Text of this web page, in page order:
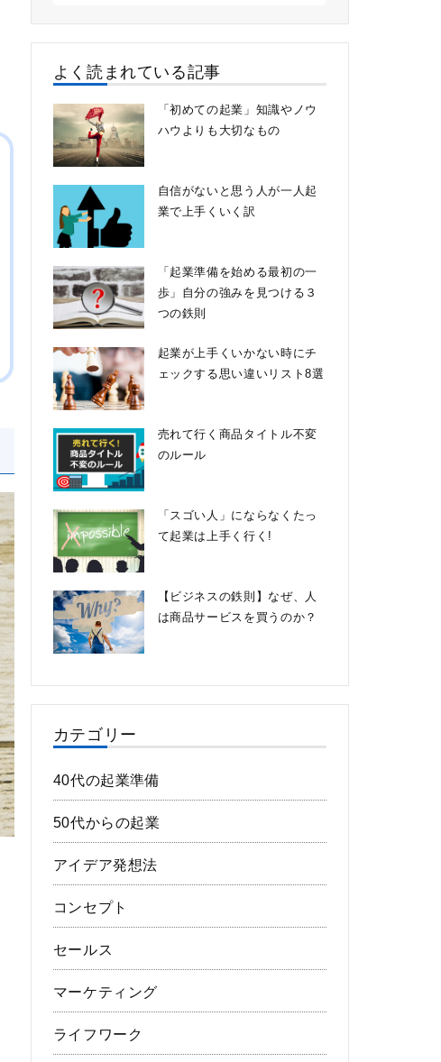
よく読まれている記事
「初めての起業」知識やノウ
ハウよりも大切なもの
自信がないと思う人が一人起
業で上手くいく訳
「起業準備を始める最初の一
歩」自分の強みを見つける３
つの鉄則
起業が上手くいかない時にチ
ェックする思い違いリスト8選
売れて行く商品タイトル不変
のルール
「スゴい人」にならなくたっ
て起業は上手く行く!
【ビジネスの鉄則】なぜ、人
は商品サービスを買うのか？
カテゴリー
40代の起業準備
50代からの起業
アイデア発想法
コンセプト
セールス
マーケティング
ライフワーク